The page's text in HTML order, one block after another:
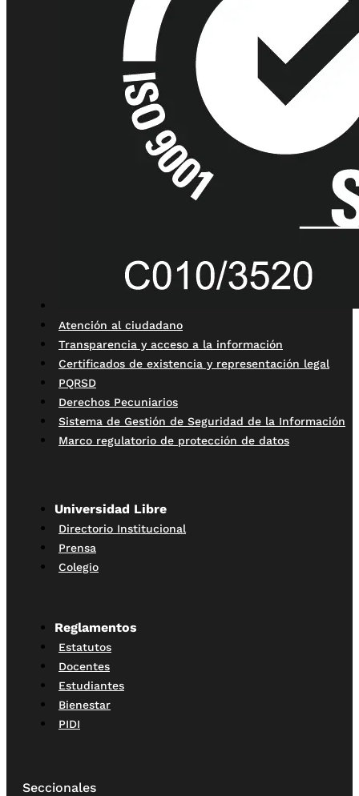
Atención al ciudadano
Transparencia y acceso a la información
Certificados de existencia y representación legal
PQRSD
Derechos Pecuniarios
Sistema de Gestión de Seguridad de la Información
Marco regulatorio de protección de datos
Universidad Libre
Directorio Institucional
Prensa
Colegio
Reglamentos
Estatutos
Docentes
Estudiantes
Bienestar
PIDI
Seccionales